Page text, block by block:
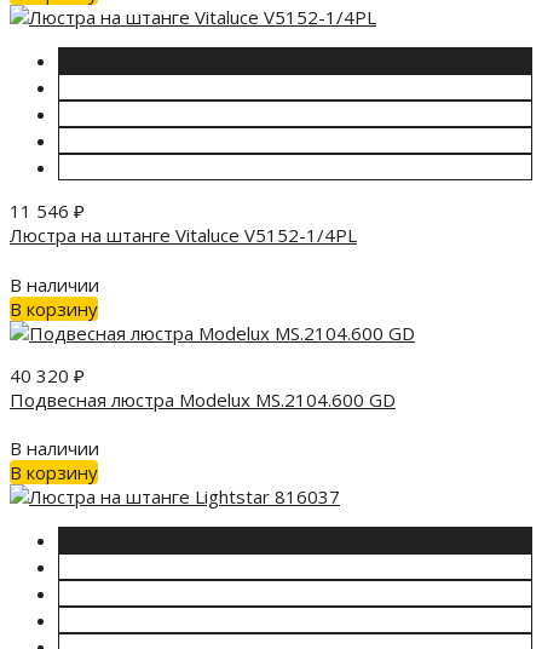
11 546 ₽
Люстра на штанге Vitaluce V5152-1/4PL
В наличии
В корзину
40 320 ₽
Подвесная люстра Modelux MS.2104.600 GD
В наличии
В корзину